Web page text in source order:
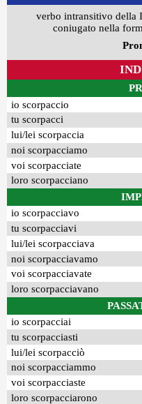
verbo intransitivo della
coniugato nella
io scorpaccio
tu scorpacci
lui/lei scorpaccia
noi scorpacciamo
voi scorpacciate
loro scorpacciano
io scorpacciavo
tu scorpacciavi
lui/lei scorpacciava
noi scorpacciavamo
voi scorpacciavate
loro scorpacciavano
io scorpacciai
tu scorpacciasti
lui/lei scorpacciò
noi scorpacciammo
voi scorpacciaste
loro scorpacciarono